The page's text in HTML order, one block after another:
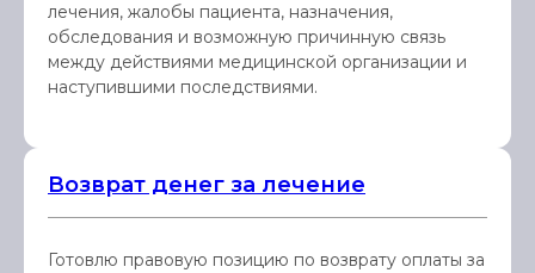
лечения, жалобы пациента, назначения,
обследования и возможную причинную связь
между действиями медицинской организации и
наступившими последствиями.
Возврат денег за лечение
Готовлю правовую позицию по возврату оплаты за